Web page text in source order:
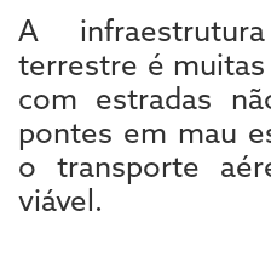
A
terrestre é muitas
com estradas
pontes em mau
o transporte
viável.